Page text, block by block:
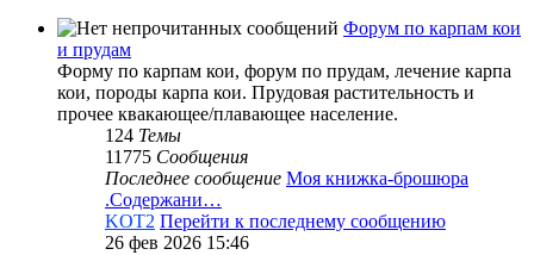
Форум по карпам кои
и прудам
Форму по карпам кои, форум по прудам, лечение карпа
кои, породы карпа кои. Прудовая растительность и
прочее квакающее/плавающее население.
124 Темы
11775 Сообщения
Последнее сообщение Моя книжка-брошюра
.Содержани…
KOT2 Перейти к последнему сообщению
26 фев 2026 15:46